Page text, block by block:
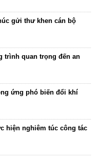
gửi thư khen cán bộ
trình quan trọng đến an
ứng phó biến đổi khí
hiện nghiêm túc công tác